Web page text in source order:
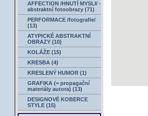
AFFECTION /HNUTÍ MYSLI/ -
abstraktní fotoobrazy (71)
PERFORMACE /fotografie/
(13)
ATYPICKÉ ABSTRAKTNÍ
OBRAZY (10)
KOLÁŽE (15)
KRESBA (4)
KRESLENÝ HUMOR (1)
GRAFIKA (= propagační
materiály autora) (13)
DESIGNOVÉ KOBERCE
STYLE (15)